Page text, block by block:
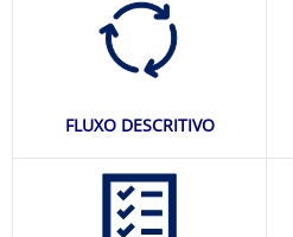
FLUXO DESCRITIVO